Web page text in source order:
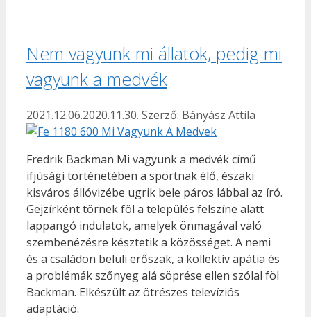
Nem vagyunk mi állatok, pedig mi
vagyunk a medvék
2021.12.06.2020.11.30. Szerző: Bányász Attila
Fredrik Backman Mi vagyunk a medvék című
ifjúsági történetében a sportnak élő, északi
kisváros állóvizébe ugrik bele páros lábbal az író.
Gejzírként törnek föl a település felszíne alatt
lappangó indulatok, amelyek önmagával való
szembenézésre késztetik a közösséget. A nemi
és a családon belüli erőszak, a kollektív apátia és
a problémák szőnyeg alá söprése ellen szólal föl
Backman. Elkészült az ötrészes televíziós
adaptáció.